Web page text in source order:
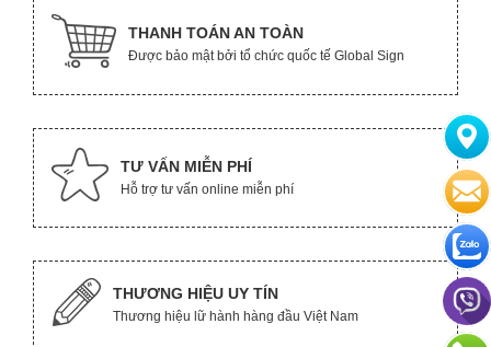
THANH TOÁN AN TOÀN
Được bảo mật bởi tổ chức quốc tế Global Sign
TƯ VẤN MIỄN PHÍ
Hỗ trợ tư vấn online miễn phí
THƯƠNG HIỆU UY TÍN
Thương hiệu lữ hành hàng đầu Việt Nam